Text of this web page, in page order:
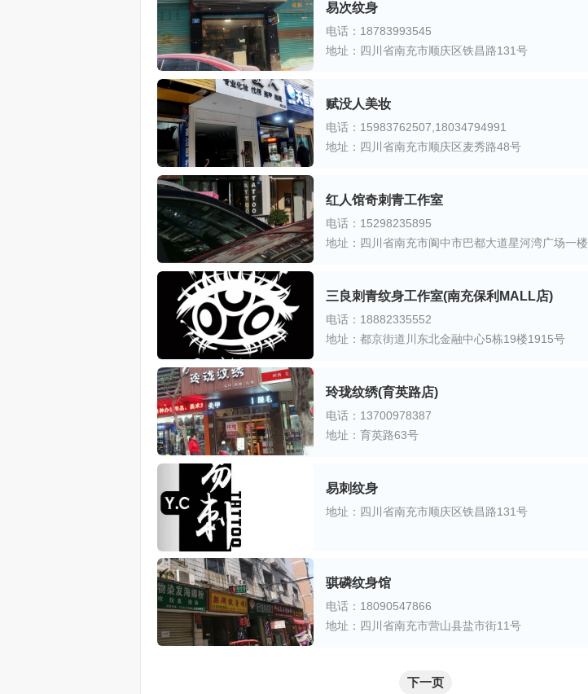
易次纹身
电话：18783993545
地址：四川省南充市顺庆区铁昌路131号
赋没人美妆
电话：15983762507,18034794991
地址：四川省南充市顺庆区麦秀路48号
红人馆奇刺青工作室
电话：15298235895
地址：四川省南充市阆中市巴都大道星河湾广场一楼
三良刺青纹身工作室(南充保利MALL店)
电话：18882335552
地址：都京街道川东北金融中心5栋19楼1915号
玲珑纹绣(育英路店)
电话：13700978387
地址：育英路63号
易刺纹身
地址：四川省南充市顺庆区铁昌路131号
骐磷纹身馆
电话：18090547866
地址：四川省南充市营山县盐市街11号
下一页